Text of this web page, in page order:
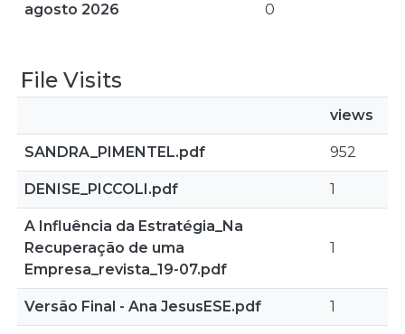
agosto 2026 0
File Visits
views
SANDRA_PIMENTEL.pdf 952
DENISE_PICCOLI.pdf 1
A Influência da Estratégia_Na
Recuperação de uma
Empresa_revista_19-07.pdf
1
Versão Final - Ana JesusESE.pdf 1